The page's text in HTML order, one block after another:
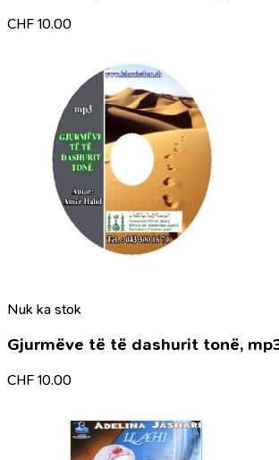
CHF 10.00
Nuk ka stok
Gjurmëve të të dashurit tonë,
CHF 10.00